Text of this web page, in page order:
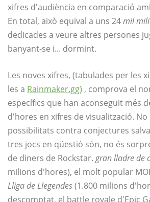
xifres d'audiència en comparació
En total, això equival a uns 24mil
dedicades a veure altres persones
banyant-se i... dormint.
Les noves xifres, (tabulades per les
les a Rainmaker.gg) , comprova el
específics que han aconseguit més
d'hores en xifres de visualització.
possibilitats contra conjectures
tres jocs en qüestió són, no és
de diners de Rockstar.gran lladre de
milions d'hores), el molt popular
Lliga de Llegendes(1.800 milions
descomptat, el battle royale d'Epic